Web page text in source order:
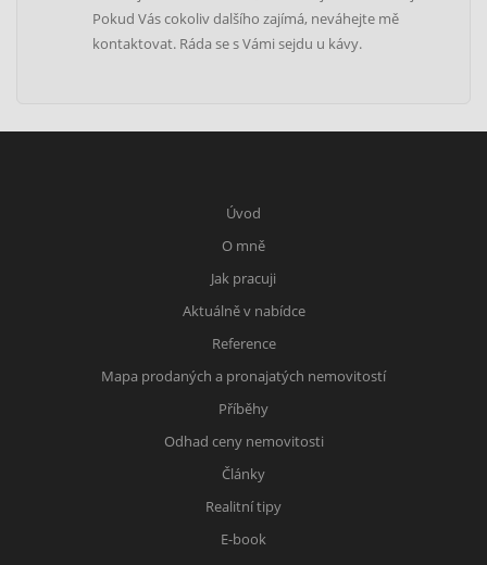
Pokud Vás cokoliv dalšího zajímá, neváhejte mě
kontaktovat. Ráda se s Vámi sejdu u kávy.
Úvod
O mně
Jak pracuji
Aktuálně v nabídce
Reference
Mapa prodaných a pronajatých nemovitostí
Příběhy
Odhad ceny nemovitosti
Články
Realitní tipy
E-book